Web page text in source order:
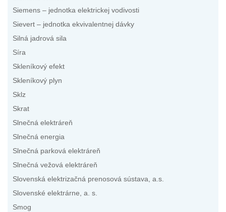
Siemens – jednotka elektrickej vodivosti
Sievert – jednotka ekvivalentnej dávky
Silná jadrová sila
Síra
Skleníkový efekt
Skleníkový plyn
Sklz
Skrat
Slnečná elektráreň
Slnečná energia
Slnečná parková elektráreň
Slnečná vežová elektráreň
Slovenská elektrizačná prenosová sústava, a.s.
Slovenské elektrárne, a. s.
Smog